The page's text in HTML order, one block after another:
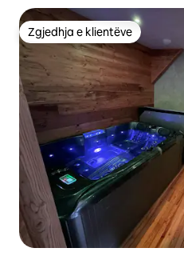
Zgjedhja e klientëve
Zgjedhja e klientëve